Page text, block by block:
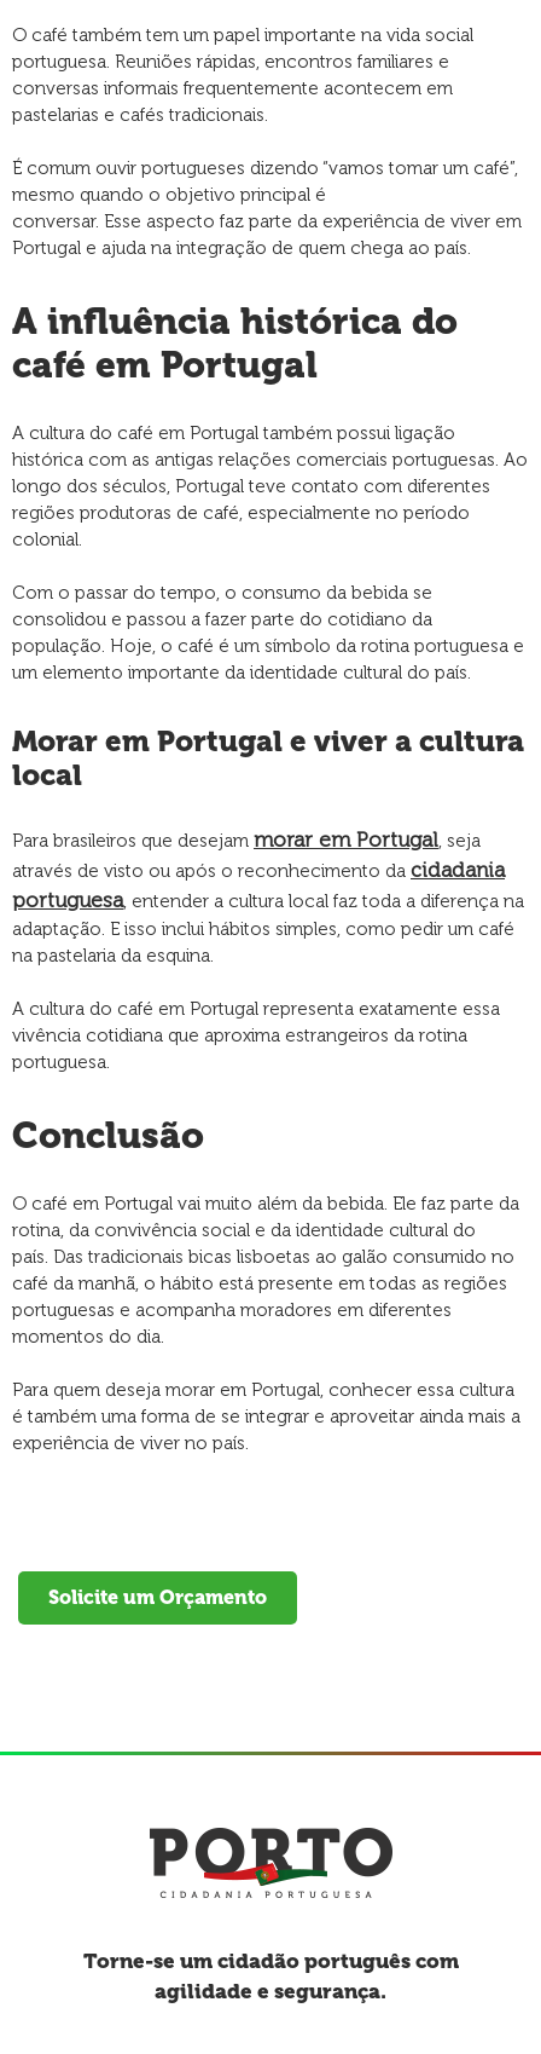
O café também tem um papel importante na vida social
portuguesa. Reuniões rápidas, encontros familiares e
conversas informais frequentemente acontecem em
pastelarias e cafés tradicionais.
É comum ouvir portugueses dizendo “vamos tomar um café”,
mesmo quando o objetivo principal é
conversar. Esse aspecto faz parte da experiência de viver em
Portugal e ajuda na integração de quem chega ao país.
A influência histórica do
café em Portugal
A cultura do café em Portugal também possui ligação
histórica com as antigas relações comerciais portuguesas. Ao
longo dos séculos, Portugal teve contato com diferentes
regiões produtoras de café, especialmente no período
colonial.
Com o passar do tempo, o consumo da bebida se
consolidou e passou a fazer parte do cotidiano da
população. Hoje, o café é um símbolo da rotina portuguesa e
um elemento importante da identidade cultural do país.
Morar em Portugal e viver a cultura
local
Para brasileiros que desejam morar em Portugal, seja
através de visto ou após o reconhecimento da cidadania
portuguesa, entender a cultura local faz toda a diferença na
adaptação. E isso inclui hábitos simples, como pedir um café
na pastelaria da esquina.
A cultura do café em Portugal representa exatamente essa
vivência cotidiana que aproxima estrangeiros da rotina
portuguesa.
Conclusão
O café em Portugal vai muito além da bebida. Ele faz parte da
rotina, da convivência social e da identidade cultural do
país. Das tradicionais bicas lisboetas ao galão consumido no
café da manhã, o hábito está presente em todas as regiões
portuguesas e acompanha moradores em diferentes
momentos do dia.
Para quem deseja morar em Portugal, conhecer essa cultura
é também uma forma de se integrar e aproveitar ainda mais a
experiência de viver no país.
Solicite um Orçamento
Torne-se um cidadão português com
agilidade e segurança.